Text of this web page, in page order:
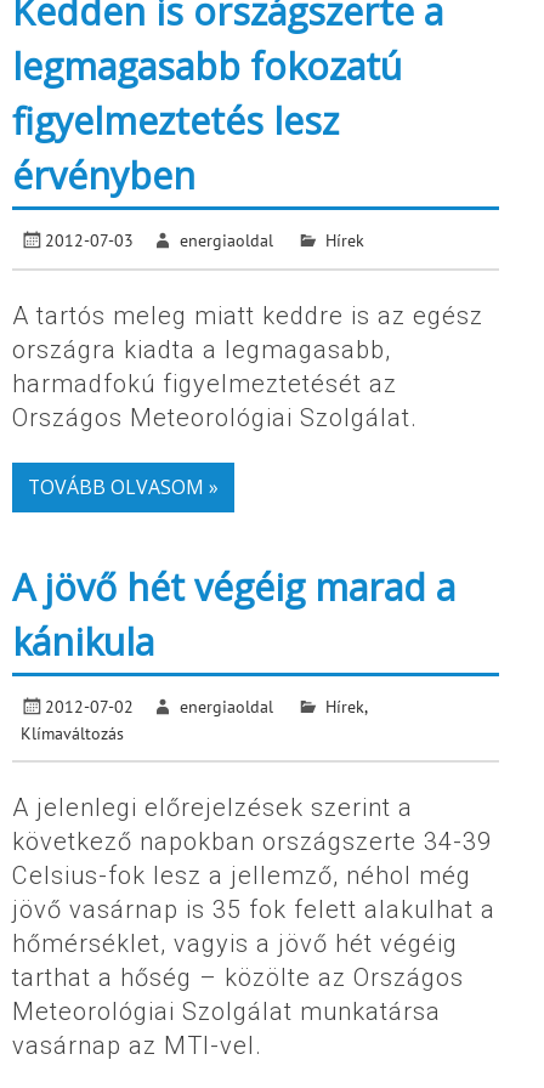
Kedden is országszerte a
legmagasabb fokozatú
figyelmeztetés lesz
érvényben
2012-07-03 energiaoldal Hírek
A tartós meleg miatt keddre is az egész
országra kiadta a legmagasabb,
harmadfokú figyelmeztetését az
Országos Meteorológiai Szolgálat.
TOVÁBB OLVASOM »
A jövő hét végéig marad a
kánikula
2012-07-02 energiaoldal Hírek,
Klímaváltozás
A jelenlegi előrejelzések szerint a
következő napokban országszerte 34-39
Celsius-fok lesz a jellemző, néhol még
jövő vasárnap is 35 fok felett alakulhat a
hőmérséklet, vagyis a jövő hét végéig
tarthat a hőség – közölte az Országos
Meteorológiai Szolgálat munkatársa
vasárnap az MTI-vel.